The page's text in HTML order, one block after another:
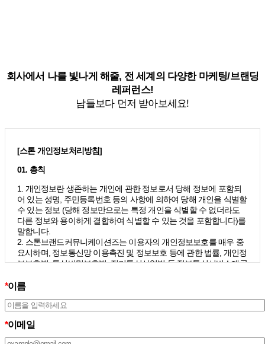
회사에서 나를 빛나게 해줄, 전 세계의 다양한 마케팅/브랜딩
레퍼런스!
남들보다 먼저 받아보세요!
[스톤 개인정보처리방침]
01. 총칙
1. 개인정보란 생존하는 개인에 관한 정보로서 당해 정보에 포함되
어 있는 성명, 주민등록번호 등의 사항에 의하여 당해 개인을 식별할
수 있는 정보 (당해 정보만으로는 특정 개인을 식별할 수 없더라도
다른 정보와 용이하게 결합하여 식별할 수 있는 것을 포함합니다)를
말합니다.
2. 스톤브랜드커뮤니케이션즈는 이용자의 개인정보보호를 매우 중
요시하며, 정보통신망 이용촉진 및 정보보호 등에 관한 법률, 개인정
보보호법, 통신비밀보호법, 전기통신사업법 등 정보통신서비스제공
개인정보처리방침을 통하여 이용자가 제공하는 개인정보가 어떠한
치가 취해지고 있는지 알려드립니다.
선을 위하여 개정하는데 필요한 절차를 정하고 있으며, 개인정보처
리방침을 회사의 필요와 사회적 변화에 맞게 변경할 수 있습니다. 그
*이름
*이메일